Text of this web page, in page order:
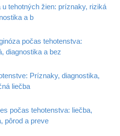
u tehotných žien: príznaky, riziká
a b
počas tehotenstva:
diagnostika a bez
Príznaky, diagnostika,
liečba
počas tehotenstva: liečba,
pôrod a preve